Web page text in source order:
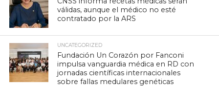
válidas, aunque el médico no esté
contratado por la ARS
UNCATEGORIZED
Fundación Un Corazón por Fanconi
impulsa vanguardia médica en RD con
jornadas científicas internacionales
sobre fallas medulares genéticas